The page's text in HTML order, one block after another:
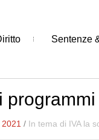
Sentenze
/ In tema di IVA la